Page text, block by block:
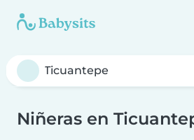
Niñeras en